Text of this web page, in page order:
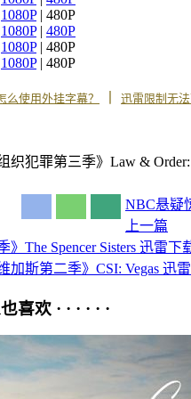
1080P| 480P
1080P| 480P
1080P| 480P
1080P| 480P
么使用外挂字幕？ 迅雷限制无
NBC悬疑
上一篇
》The Spencer Sisters 迅雷下
加斯第二季》CSI: Vegas 迅
欢 · · · · · ·